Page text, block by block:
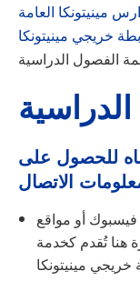
مينيتونكا العامة
خريجي مينيتونكا
الفصول الدراسية
للحصول على
أو مواقع
هنا تُقدم كخدمة
خريجي مينيتونكا